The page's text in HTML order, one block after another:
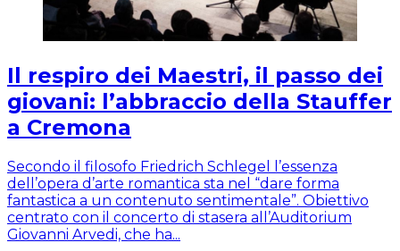
Il respiro dei Maestri, il passo dei
giovani: l’abbraccio della Stauffer
a Cremona
Secondo il filosofo Friedrich Schlegel l’essenza
dell’opera d’arte romantica sta nel “dare forma
fantastica a un contenuto sentimentale”. Obiettivo
centrato con il concerto di stasera all’Auditorium
Giovanni Arvedi, che ha...